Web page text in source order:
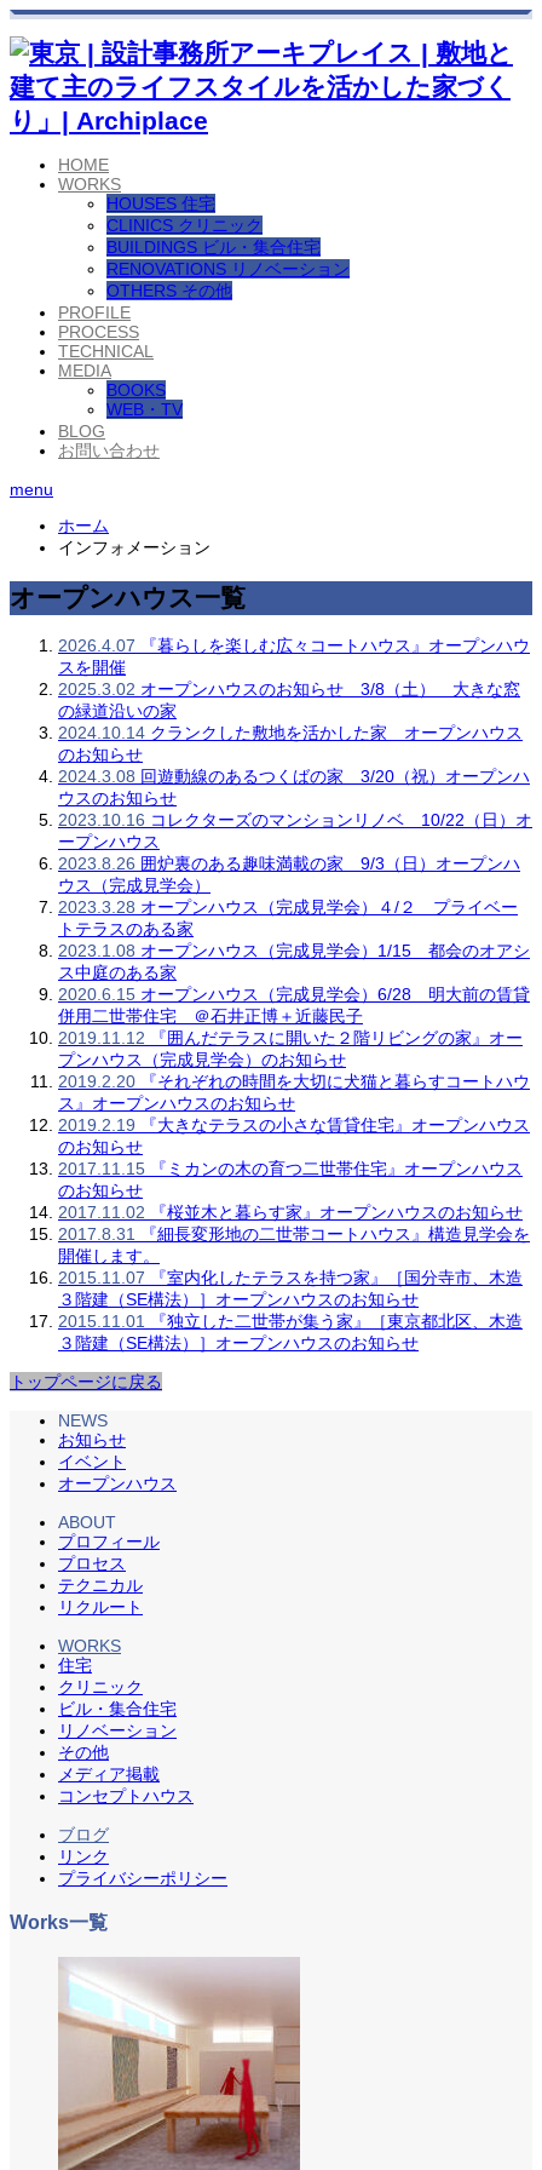
HOME
WORKS
HOUSES 住宅
CLINICS クリニック
BUILDINGS ビル・集合住宅
RENOVATIONS リノベーション
OTHERS その他
PROFILE
PROCESS
TECHNICAL
MEDIA
BOOKS
WEB・TV
BLOG
お問い合わせ
menu
ホーム
インフォメーション
オープンハウス一覧
2026.4.07
『暮らしを楽しむ広々コートハウス』オープンハウ
スを開催
2025.3.02 オープンハウスのお知らせ 3/8（土） 大きな窓
の緑道沿いの家
2024.10.14 クランクした敷地を活かした家 オープンハウス
のお知らせ
2024.3.08 回遊動線のあるつくばの家 3/20（祝）オープンハ
ウスのお知らせ
2023.10.16 コレクターズのマンションリノベ 10/22（日）オ
ープンハウス
2023.8.26 囲炉裏のある趣味満載の家 9/3（日）オープンハ
ウス（完成見学会）
2023.3.28 オープンハウス（完成見学会）４/２ プライベー
トテラスのある家
2023.1.08 オープンハウス（完成見学会）1/15 都会のオアシ
ス中庭のある家
2020.6.15 オープンハウス（完成見学会）6/28 明大前の賃貸
併用二世帯住宅 ＠石井正博＋近藤民子
2019.11.12
『囲んだテラスに開いた２階リビングの家』オー
プンハウス（完成見学会）のお知らせ
2019.2.20
『それぞれの時間を大切に犬猫と暮らすコートハウ
ス』オープンハウスのお知らせ
2019.2.19
『大きなテラスの小さな賃貸住宅』オープンハウス
のお知らせ
2017.11.15
『ミカンの木の育つ二世帯住宅』オープンハウス
のお知らせ
2017.11.02
『桜並木と暮らす家』オープンハウスのお知らせ
2017.8.31
『細長変形地の二世帯コートハウス』構造見学会を
開催します。
2015.11.07
『室内化したテラスを持つ家』［国分寺市、木造
３階建（SE構法）］オープンハウスのお知らせ
2015.11.01
『独立した二世帯が集う家』［東京都北区、木造
３階建（SE構法）］オープンハウスのお知らせ
トップページに戻る
NEWS
お知らせ
イベント
オープンハウス
ABOUT
プロフィール
プロセス
テクニカル
リクルート
WORKS
住宅
クリニック
ビル・集合住宅
リノベーション
その他
メディア掲載
コンセプトハウス
ブログ
リンク
プライバシーポリシー
Works一覧